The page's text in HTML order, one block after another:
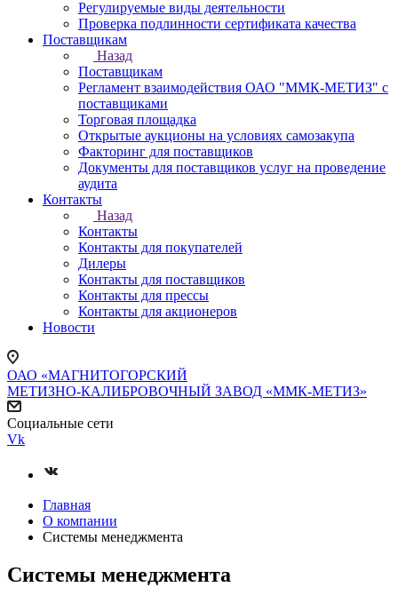
Регулируемые виды деятельности
Проверка подлинности сертификата качества
Поставщикам
Назад
Поставщикам
Регламент взаимодействия ОАО "ММК-МЕТИЗ" с
поставщиками
Торговая площадка
Открытые аукционы на условиях самозакупа
Факторинг для поставщиков
Документы для поставщиков услуг на проведение
аудита
Контакты
Назад
Контакты
Контакты для покупателей
Дилеры
Контакты для поставщиков
Контакты для прессы
Контакты для акционеров
Новости
ОАО «МАГНИТОГОРСКИЙ
МЕТИЗНО-КАЛИБРОВОЧНЫЙ ЗАВОД «ММК-МЕТИЗ»
Социальные сети
Vk
Главная
О компании
Системы менеджмента
Системы менеджмента